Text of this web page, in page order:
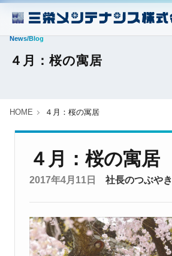
News/Blog
４月：桜の寓居
HOME ４月：桜の寓居
４月：桜の寓居
2017年4月11日 社長のつぶやき